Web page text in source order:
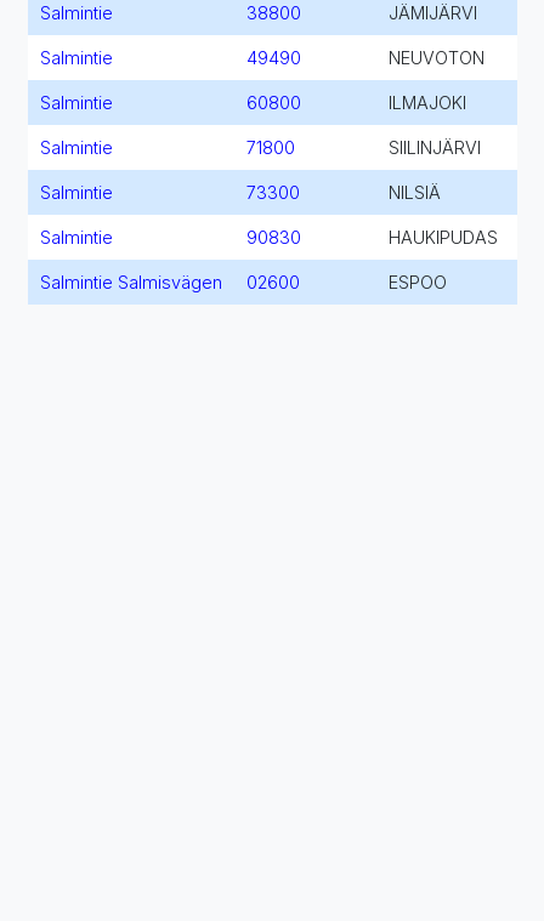
Salmintie 38800 JÄMIJÄRVI
Salmintie 49490 NEUVOTON
Salmintie 60800 ILMAJOKI
Salmintie 71800 SIILINJÄRVI
Salmintie 73300 NILSIÄ
Salmintie 90830 HAUKIPUDAS
Salmintie Salmisvägen 02600 ESPOO